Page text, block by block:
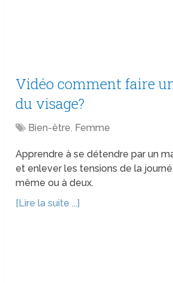
Vidéo comment faire
du visage?
Bien-être, Femme
Apprendre à se détendre par un
et enlever les tensions de la
même ou à deux.
[Lire la suite ...]